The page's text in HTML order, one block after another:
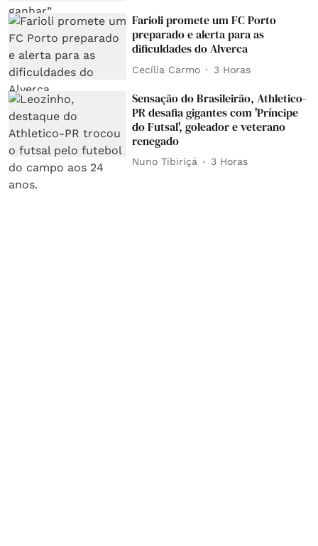
Farioli promete um FC Porto
preparado e alerta para as
dificuldades do Alverca
Cecília Carmo 3 Horas
Sensação do Brasileirão, Athletico-
PR desafia gigantes com 'Príncipe
do Futsal', goleador e veterano
renegado
Nuno Tibiriçá 3 Horas